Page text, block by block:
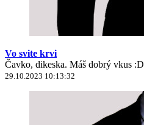
Vo svite krvi
Čavko, dikeska. Máš dobrý vkus :D
29.10.2023 10:13:32